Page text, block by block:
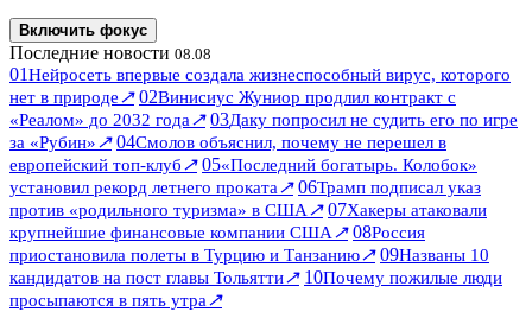
Включить фокус
Последние новости 08.08
01Нейросеть впервые создала жизнеспособный вирус, которого
нет в природе↗ 02Винисиус Жуниор продлил контракт с
«Реалом» до 2032 года↗ 03Даку попросил не судить его по игре
за «Рубин»↗ 04Смолов объяснил, почему не перешел в
европейский топ-клуб↗ 05«Последний богатырь. Колобок»
установил рекорд летнего проката↗ 06Трамп подписал указ
против «родильного туризма» в США↗ 07Хакеры атаковали
крупнейшие финансовые компании США↗ 08Россия
приостановила полеты в Турцию и Танзанию↗ 09Названы 10
кандидатов на пост главы Тольятти↗ 10Почему пожилые люди
просыпаются в пять утра↗